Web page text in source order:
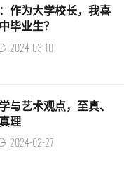
作为大学校长，我喜
毕业生？
2024-03-10
与艺术观点，至真、
理
2024-02-27